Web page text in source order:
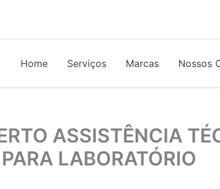
Home Serviços Marcas Nossos
ASSISTÊNCIA
LABORATÓRIO